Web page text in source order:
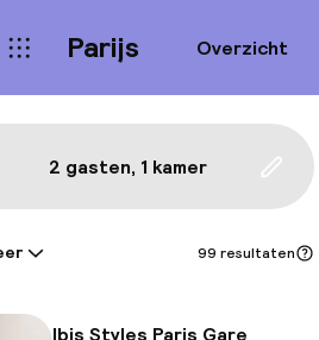
Parijs Overzicht
beste hotels
2 gasten, 1 kamer
99 resultaten
Ibis Styles Paris Gare